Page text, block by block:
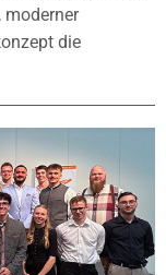
moderner
die